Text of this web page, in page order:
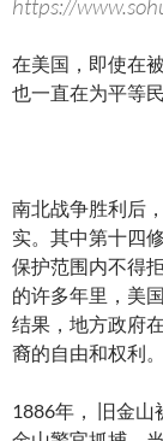
https://
在美国，即使在
也一直在为平等
南北战争胜利后
实。其中第十四
保护范围内不得
的许多年里，美
结果，地方政府
裔的自由和权利。
1886年， 旧金山